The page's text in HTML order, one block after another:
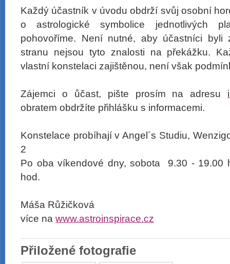
Každý účastník v úvodu obdrží svůj osobní
o astrologické symbolice
pohovoříme. Není nutné, aby účastníci byli
stranu nejsou tyto znalosti na překážku.
vlastní konstelaci zajištěnou, není však
Zájemci o ůčast, pište prosím na adresu
obratem obdržíte přihlášku s informacemi.
Konstelace probíhají v Angel´s Studiu,
2
Po oba víkendové dny, sobota 9.30 -
hod.
Máša Růžičková
více na www.astroinspirace.cz
Přiložené fotografie